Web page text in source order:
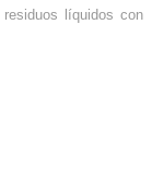
líquidos con